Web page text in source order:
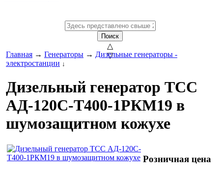
Поиск
△
▽
Главная → Генераторы → Дизельные генераторы -
электростанции ↓
Дизельный генератор ТСС
АД-120С-Т400-1РКМ19 в
шумозащитном кожухе
Розничная цена